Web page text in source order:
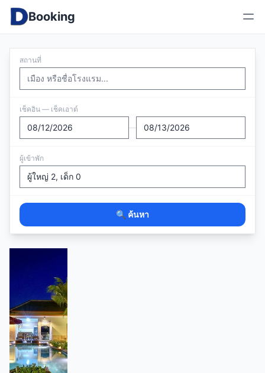
Booking
สถานที่
เช็คอิน — เช็คเอาต์
—
ผู้เข้าพัก
🔍 ค้นหา